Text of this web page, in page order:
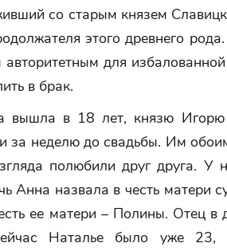
со старым князем
этого древнего
для
в брак.
вышла в 18 лет, князю
за неделю до свадьбы. Им
полюбили друг друга. У
Анна назвала в честь матери
ее матери – Полины. Отец в
Наталье было уже 23,